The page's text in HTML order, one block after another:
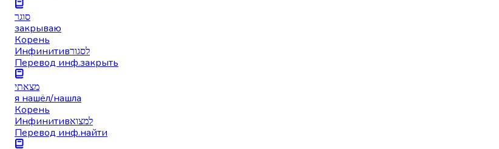
סוגר
закрываю
Корень
Инфинитивלסגור
Перевод инф.закрыть
מצאתי
я нашёл/нашла
Корень
Инфинитивלמצוא
Перевод инф.найти